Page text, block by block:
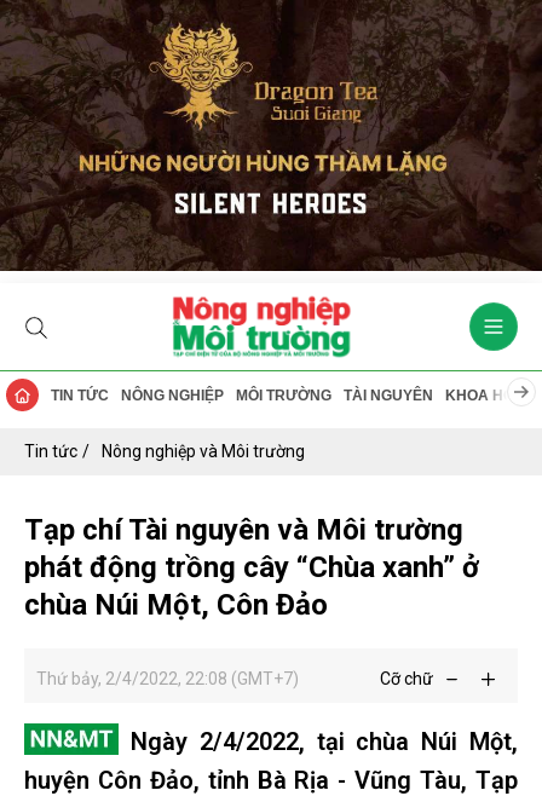
TIN TỨC NÔNG NGHIỆP MÔI TRƯỜNG TÀI NGUYÊN KHOA HỌC
Tin tức Nông nghiệp và Môi trường
Tạp chí Tài nguyên và Môi trường
phát động trồng cây “Chùa xanh” ở
chùa Núi Một, Côn Đảo
Thứ bảy, 2/4/2022, 22:08 (GMT+7) Cỡ chữ
Ngày 2/4/2022, tại chùa Núi Một,
huyện Côn Đảo, tỉnh Bà Rịa - Vũng Tàu, Tạp